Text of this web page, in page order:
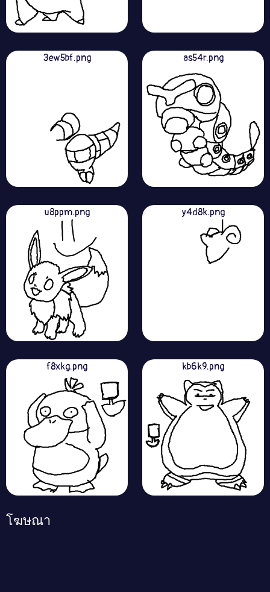
3ew5bf.png as54r.png
u8ppm.png y4d8k.png
f8xkg.png kb6k9.png
โฆษณา